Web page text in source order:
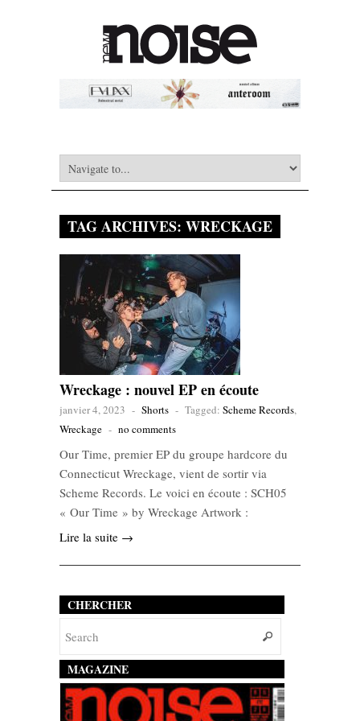
TAG ARCHIVES: WRECKAGE
Wreckage : nouvel EP en écoute
janvier 4, 2023 - Shorts - Tagged: Scheme Records,
Wreckage - no comments
Our Time, premier EP du groupe hardcore du
Connecticut Wreckage, vient de sortir via
Scheme Records. Le voici en écoute : SCH05
« Our Time » by Wreckage Artwork :
Lire la suite →
CHERCHER
MAGAZINE